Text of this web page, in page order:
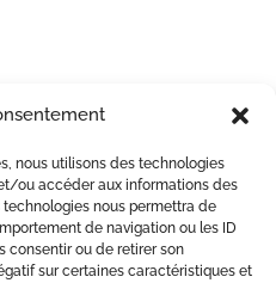
nous utilisons des technologies
ou accéder aux informations des
nous permettra de
de navigation ou les ID
consentir ou de retirer son
sur certaines caractéristiques et